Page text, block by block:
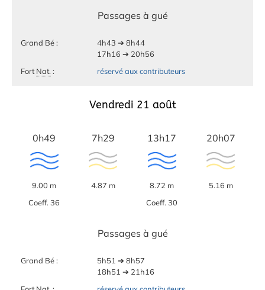
Passages à gué
Grand Bé :
4h43 ➔ 8h44
17h16 ➔ 20h56
Fort Nat. : réservé aux contributeurs
Vendredi 21 août
0h49
9.00 m
Coeff. 36
7h29
4.87 m
13h17
8.72 m
Coeff. 30
20h07
5.16 m
Passages à gué
Grand Bé :
5h51 ➔ 8h57
18h51 ➔ 21h16